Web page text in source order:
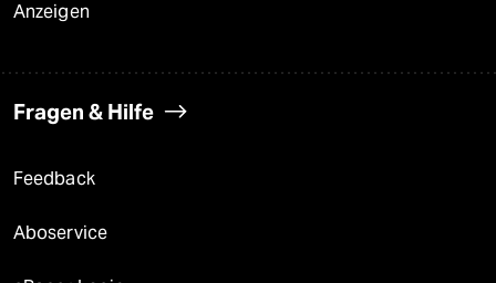
Anzeigen
Fragen & Hilfe
Feedback
Aboservice